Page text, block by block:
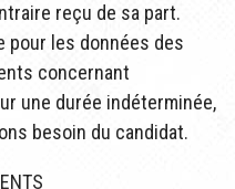
reçu de sa part.
pour les données des
concernant
une durée indéterminée,
besoin du candidat.